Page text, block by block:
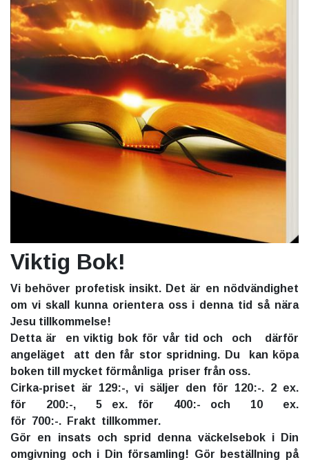
Viktig Bok!
Vi behöver profetisk insikt. Det är en nödvändighet
om vi skall kunna orientera oss i denna tid så nära
Jesu tillkommelse!
Detta är en viktig bok för vår tid och och därför
angeläget att den får stor spridning. Du kan köpa
boken till mycket förmånliga priser från oss.
Cirka-priset är 129:-, vi säljer den för 120:-. 2 ex.
för 200:-, 5 ex. för 400:- och 10 ex.
för 700:-. Frakt tillkommer.
Gör en insats och sprid denna väckelsebok i Din
omgivning och i Din församling! Gör beställning på